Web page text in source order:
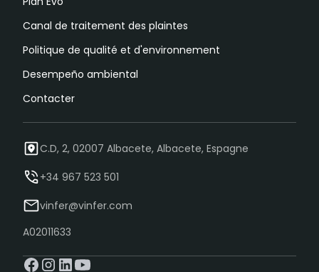
Canal de traitement des plaintes
Politique de qualité et d'environnement
Desempeño ambiental
Contacter
C.D, 2, 02007 Albacete, Albacete, Espagne
+34 967 523 501
vinfer@vinfer.com
A02011633